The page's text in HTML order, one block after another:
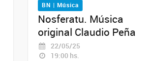
BN | Música
Nosferatu. Música
original Claudio Peña
22/05/25
19:00 hs.